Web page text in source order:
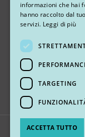
informazioni che hai
hanno raccolto dal
servizi. Leggi di più
TARGETING
ACCETTA TUTTO